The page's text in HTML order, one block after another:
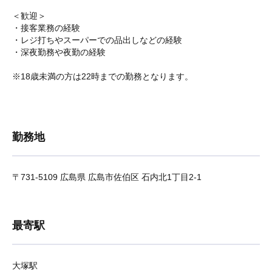
＜歓迎＞
・接客業務の経験
・レジ打ちやスーパーでの品出しなどの経験
・深夜勤務や夜勤の経験
※18歳未満の方は22時までの勤務となります。
勤務地
〒731-5109 広島県 広島市佐伯区 石内北1丁目2-1
最寄駅
大塚駅